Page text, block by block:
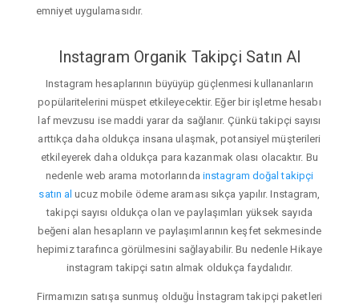
emniyet uygulamasıdır.
Instagram Organik Takipçi Satın Al
Instagram hesaplarının büyüyüp güçlenmesi kullananların
popülaritelerini müspet etkileyecektir. Eğer bir işletme hesabı
laf mevzusu ise maddi yarar da sağlanır. Çünkü takipçi sayısı
arttıkça daha oldukça insana ulaşmak, potansiyel müşterileri
etkileyerek daha oldukça para kazanmak olası olacaktır. Bu
nedenle web arama motorlarında instagram doğal takipçi
satın al ucuz mobile ödeme araması sıkça yapılır. Instagram,
takipçi sayısı oldukça olan ve paylaşımları yüksek sayıda
beğeni alan hesapların ve paylaşımlarının keşfet sekmesinde
hepimiz tarafınca görülmesini sağlayabilir. Bu nedenle Hikaye
instagram takipçi satın almak oldukça faydalıdır.
Firmamızın satışa sunmuş olduğu İnstagram takipçi paketleri